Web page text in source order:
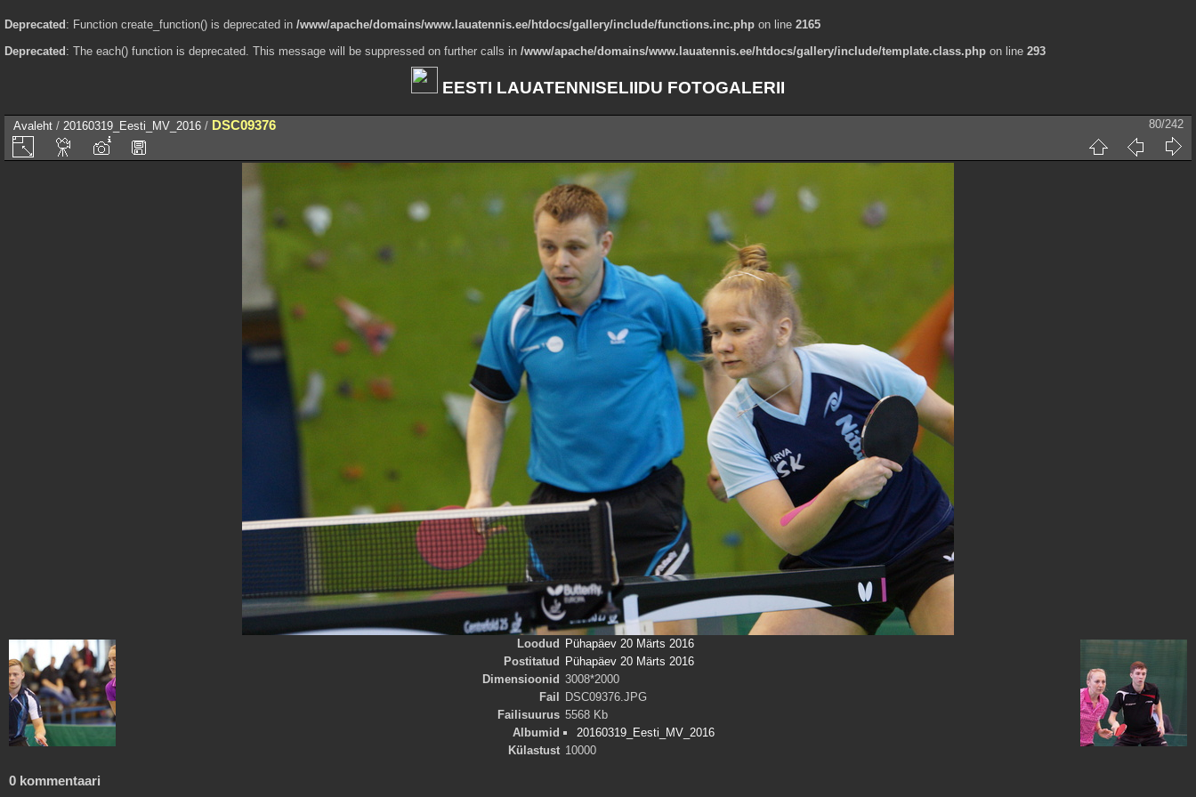
Deprecated : Function create_function() is deprecated in /www/apache/domains/www.lauatennis.ee/htdocs/gallery/include/functions.inc.php on line 2165
Deprecated : The each() function is deprecated. This message will be suppressed on further calls in /www/apache/domains/www.lauatennis.ee/htdocs/gallery/include/template.class.php on line 293
EESTI LAUATENNISELIIDU FOTOGALERII
Avaleht / 20160319_Eesti_MV_2016 / DSC09376 80/242
Loodud
Pühapäev 20 Märts 2016
Postitatud
Pühapäev 20 Märts 2016
Dimensioonid 3008*2000
Fail
DSC09376.JPG
Failisuurus 5568 Kb
Albumid
20160319_Eesti_MV_2016
Külastust 10000
0 kommentaari